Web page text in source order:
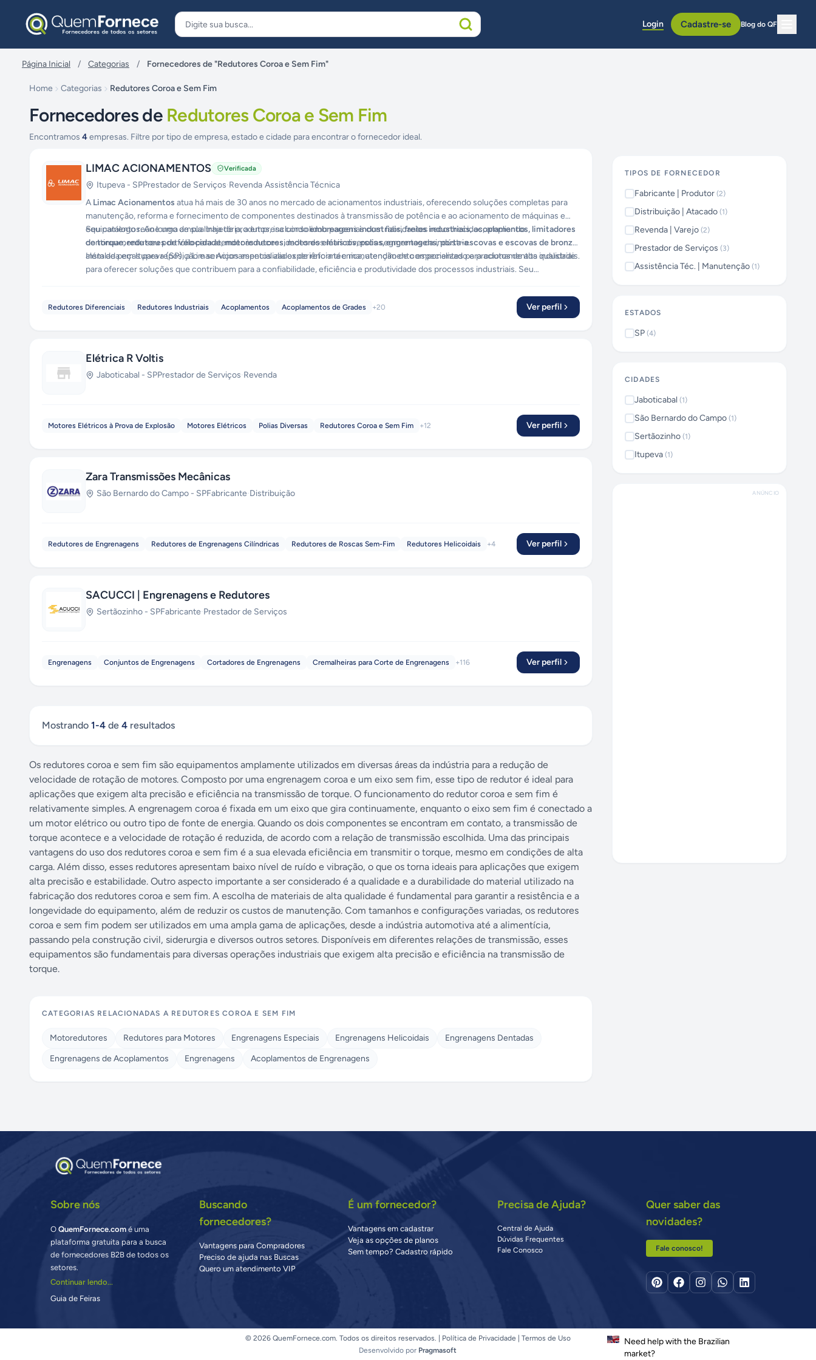
Login Cadastre-se Blog do QF
Página Inicial / Categorias / Fornecedores de "Redutores Coroa e Sem Fim"
Home Categorias Redutores Coroa e Sem Fim
Fornecedores de Redutores Coroa e Sem Fim
Encontramos 4empresas. Filtre por tipo de empresa, estado e cidade para encontrar o fornecedor ideal.
LIMAC ACIONAMENTOS Verificada
Itupeva - SPPrestador de Serviços·Revenda·Assistência Técnica
A Limac Acionamentos atua há mais de 30 anos no mercado de acionamentos industriais, oferecendo soluções completas para
manutenção, reforma e fornecimento de componentes destinados à transmissão de potência e ao acionamento de máquinas e
equipamentos. Ao longo de sua trajetória, a empresa consolidou parcerias com fabricantes reconhecidos, ampliando
continuamente seu portfólio para atender às necessidades dos mais diversos segmentos da indústria.
Seu catálogo reúne uma ampla linha de produtos, incluindoembreagens industriais, freios industriais, acoplamentos, limitadores
de torque, redutores de velocidade, motoredutores, motores elétricos, polias, engrenagens, porta-escovas e escovas de bronze
além de peças para reposição e serviços especializados de reforma e manutenção de componentes para acionamentos industriais.
Instalada em Itupeva (SP), a Limac Acionamentos alia experiência técnica, atendimento especializado e produtos de alta qualidade
para oferecer soluções que contribuem para a confiabilidade, eficiência e produtividade dos processos industriais. Seu
Redutores Diferenciais Redutores Industriais Acoplamentos Acoplamentos de Grades +20 Ver perfil
Elétrica R Voltis
Jaboticabal - SPPrestador de Serviços·Revenda
Motores Elétricos à Prova de Explosão Motores Elétricos Polias Diversas Redutores Coroa e Sem Fim +12 Ver perfil
Zara Transmissões Mecânicas
São Bernardo do Campo - SPFabricante·Distribuição
Redutores de Engrenagens Redutores de Engrenagens Cilíndricas Redutores de Roscas Sem-Fim Redutores Helicoidais +4 Ver perfil
SACUCCI | Engrenagens e Redutores
Sertãozinho - SPFabricante·Prestador de Serviços
Engrenagens Conjuntos de Engrenagens Cortadores de Engrenagens Cremalheiras para Corte de Engrenagens +116 Ver perfil
Mostrando 1-4 de 4 resultados
Os redutores coroa e sem fim são equipamentos amplamente utilizados em diversas áreas da indústria para a redução de
velocidade de rotação de motores. Composto por uma engrenagem coroa e um eixo sem fim, esse tipo de redutor é ideal para
aplicações que exigem alta precisão e eficiência na transmissão de torque. O funcionamento do redutor coroa e sem fim é
relativamente simples. A engrenagem coroa é fixada em um eixo que gira continuamente, enquanto o eixo sem fim é conectado a
um motor elétrico ou outro tipo de fonte de energia. Quando os dois componentes se encontram em contato, a transmissão de
torque acontece e a velocidade de rotação é reduzida, de acordo com a relação de transmissão escolhida. Uma das principais
vantagens do uso dos redutores coroa e sem fim é a sua elevada eficiência em transmitir o torque, mesmo em condições de alta
carga. Além disso, esses redutores apresentam baixo nível de ruído e vibração, o que os torna ideais para aplicações que exigem
alta precisão e estabilidade. Outro aspecto importante a ser considerado é a qualidade e a durabilidade do material utilizado na
fabricação dos redutores coroa e sem fim. A escolha de materiais de alta qualidade é fundamental para garantir a resistência e a
longevidade do equipamento, além de reduzir os custos de manutenção. Com tamanhos e configurações variadas, os redutores
coroa e sem fim podem ser utilizados em uma ampla gama de aplicações, desde a indústria automotiva até a alimentícia,
passando pela construção civil, siderurgia e diversos outros setores. Disponíveis em diferentes relações de transmissão, esses
equipamentos são fundamentais para diversas operações industriais que exigem alta precisão e eficiência na transmissão de
torque.
CATEGORIAS RELACIONADAS A REDUTORES COROA E SEM FIM
Motoredutores Redutores para Motores Engrenagens Especiais Engrenagens Helicoidais
Engrenagens Dentadas
Engrenagens de Acoplamentos
Engrenagens Acoplamentos de Engrenagens
TIPOS DE FORNECEDOR
Fabricante | Produtor (2)
Distribuição | Atacado (1)
Revenda | Varejo (2)
Prestador de Serviços (3)
Assistência Téc. | Manutenção (1)
ESTADOS
SP (4)
CIDADES
Jaboticabal (1)
São Bernardo do Campo (1)
Sertãozinho (1)
Itupeva (1)
ANÚNCIO
Sobre nós
OQuemFornece.com é uma
plataforma gratuita para a busca
de fornecedores B2B de todos os
setores.
Continuar lendo...
Guia de Feiras
Buscando
fornecedores?
Vantagens para Compradores
Preciso de ajuda nas Buscas
Quero um atendimento VIP
É um fornecedor?
Vantagens em cadastrar
Veja as opções de planos
Sem tempo? Cadastro rápido
Precisa de Ajuda?
Central de Ajuda
Dúvidas Frequentes
Fale Conosco
Quer saber das
novidades?
Fale conosco!
© 2026 QuemFornece.com. Todos os direitos reservados. | Política de Privacidade
Termos de Uso
Desenvolvido por Pragmasoft
Need help with the Brazilian
market?